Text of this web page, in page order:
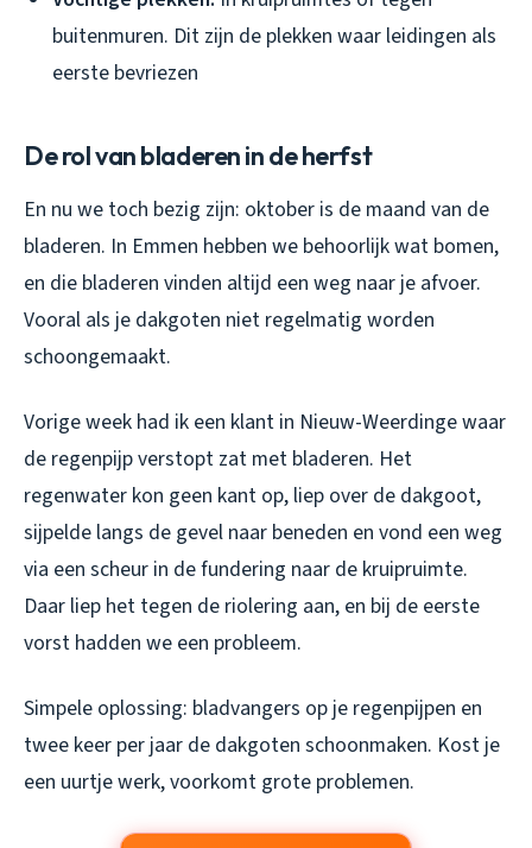
buitenmuren. Dit zijn de plekken waar leidingen als
eerste bevriezen
De rol van bladeren in de herfst
En nu we toch bezig zijn: oktober is de maand van de
bladeren. In Emmen hebben we behoorlijk wat bomen,
en die bladeren vinden altijd een weg naar je afvoer.
Vooral als je dakgoten niet regelmatig worden
schoongemaakt.
Vorige week had ik een klant in Nieuw-Weerdinge waar
de regenpijp verstopt zat met bladeren. Het
regenwater kon geen kant op, liep over de dakgoot,
sijpelde langs de gevel naar beneden en vond een weg
via een scheur in de fundering naar de kruipruimte.
Daar liep het tegen de riolering aan, en bij de eerste
vorst hadden we een probleem.
Simpele oplossing: bladvangers op je regenpijpen en
twee keer per jaar de dakgoten schoonmaken. Kost je
een uurtje werk, voorkomt grote problemen.